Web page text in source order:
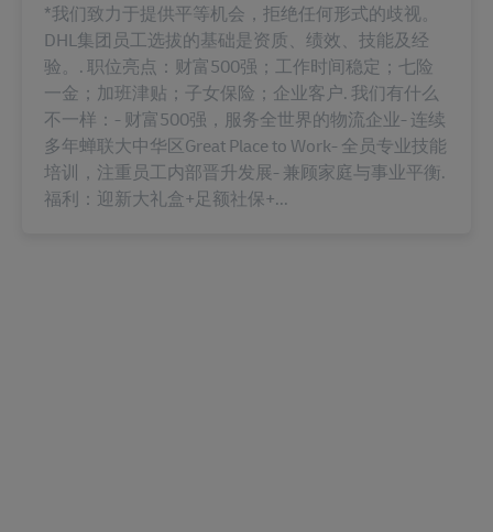
*我们致力于提供平等机会，拒绝任何形式的歧视。
DHL集团员工选拔的基础是资质、绩效、技能及经
验。. 职位亮点：财富500强；工作时间稳定；七险
一金；加班津贴；子女保险；企业客户. 我们有什么
不一样：- 财富500强，服务全世界的物流企业- 连续
多年蝉联大中华区Great Place to Work- 全员专业技能
培训，注重员工内部晋升发展- 兼顾家庭与事业平衡.
福利：迎新大礼盒+足额社保+...